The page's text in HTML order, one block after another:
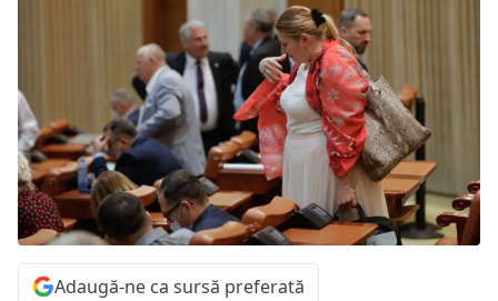
Adaugă-ne ca sursă preferată